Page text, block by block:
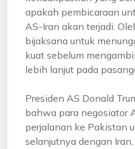
apakah pembicaraan
AS-Iran akan terjadi.
bijaksana untuk
kuat sebelum
lebih lanjut pada
Presiden AS Donald
bahwa para negosiator
perjalanan ke Pakistan
selanjutnya dengan